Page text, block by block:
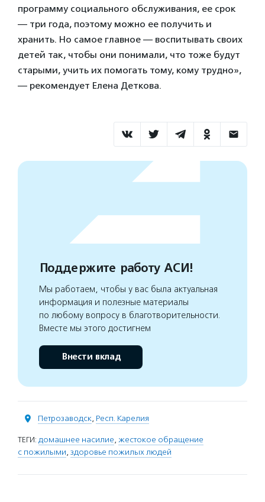
программу социального обслуживания, ее срок
— три года, поэтому можно ее получить и
хранить. Но самое главное — воспитывать своих
детей так, чтобы они понимали, что тоже будут
старыми, учить их помогать тому, кому трудно»,
— рекомендует Елена Деткова.
Поддержите работу АСИ!
Мы работаем, чтобы у вас была актуальная
информация и полезные материалы
по любому вопросу в благотворительности.
Вместе мы этого достигнем
Внести вклад
Петрозаводск, Респ. Карелия
ТЕГИ: домашнее насилие, жестокое обращение
с пожилыми, здоровье пожилых людей